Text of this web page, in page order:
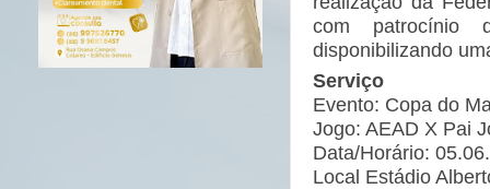
com patrocínio
disponibilizando
Serviço
Evento: Copa do
Jogo: AEAD X Pai
Data/Horário:
Local Estádio